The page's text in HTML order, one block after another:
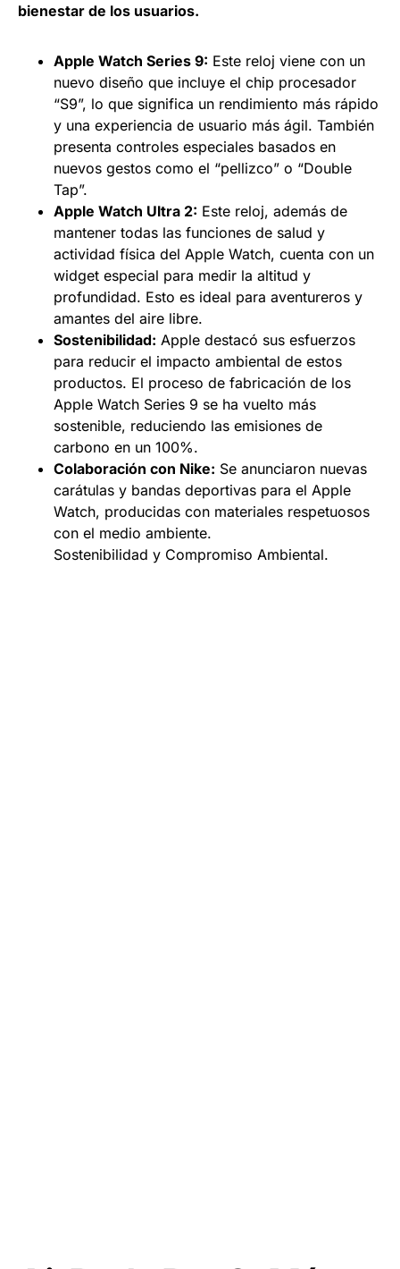
bienestar de los usuarios.
Apple Watch Series 9: Este reloj viene con un
nuevo diseño que incluye el chip procesador
“S9”, lo que significa un rendimiento más rápido
y una experiencia de usuario más ágil. También
presenta controles especiales basados en
nuevos gestos como el “pellizco” o “Double
Tap”.
Apple Watch Ultra 2: Este reloj, además de
mantener todas las funciones de salud y
actividad física del Apple Watch, cuenta con un
widget especial para medir la altitud y
profundidad. Esto es ideal para aventureros y
amantes del aire libre.
Sostenibilidad: Apple destacó sus esfuerzos
para reducir el impacto ambiental de estos
productos. El proceso de fabricación de los
Apple Watch Series 9 se ha vuelto más
sostenible, reduciendo las emisiones de
carbono en un 100%.
Colaboración con Nike: Se anunciaron nuevas
carátulas y bandas deportivas para el Apple
Watch, producidas con materiales respetuosos
con el medio ambiente.
Sostenibilidad y Compromiso Ambiental.